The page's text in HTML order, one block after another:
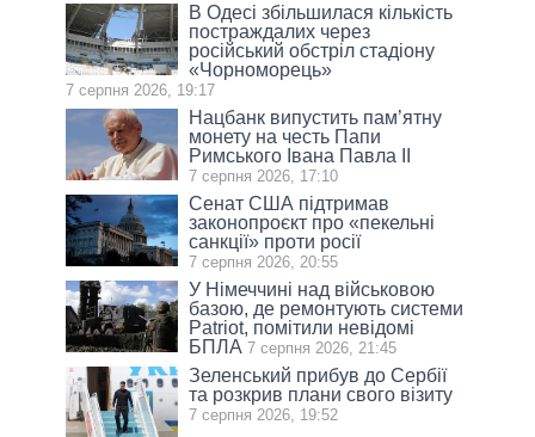
В Одесі збільшилася кількість
постраждалих через
російський обстріл стадіону
«Чорноморець»
7 серпня 2026, 19:17
Нацбанк випустить пам’ятну
монету на честь Папи
Римського Івана Павла II
7 серпня 2026, 17:10
Сенат США підтримав
законопроєкт про «пекельні
санкції» проти росії
7 серпня 2026, 20:55
У Німеччині над військовою
базою, де ремонтують системи
Patriot, помітили невідомі
БПЛА 7 серпня 2026, 21:45
Зеленський прибув до Сербії
та розкрив плани свого візиту
7 серпня 2026, 19:52